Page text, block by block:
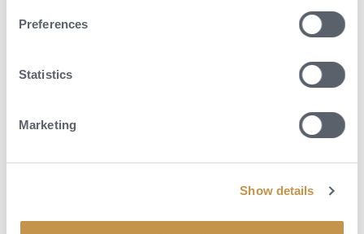
Preferences
Statistics
Marketing
Show details
Aktivity
Výhled z útesu přímo na moře a okolí nebudete mít jen ze svého
pokoje, vířivky na terase, restaurace, ale i z hotelového infinity bazénu.
Širokou nabídku masáží, zábalů, terapií a dalších procedur si můžete
užít i v pohodlí svého pokoje. Nechybí ani nabídka různých aktivit od
POPTAT DOVOLENOU